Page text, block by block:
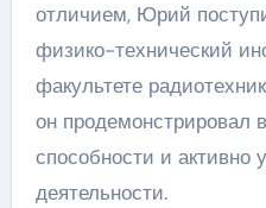
отличием, Юрий
физико-технический
факультете
он продемонстрировал
способности и активно
деятельности.